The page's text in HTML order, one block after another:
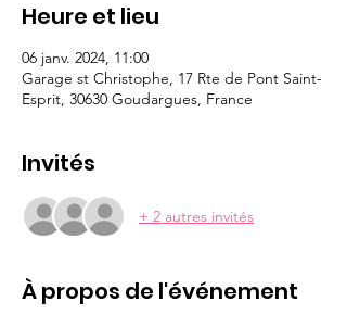
Heure et lieu
06 janv. 2024, 11:00
Garage st Christophe, 17 Rte de Pont Saint-
Esprit, 30630 Goudargues, France
Invités
+ 2 autres invités
À propos de l'événement